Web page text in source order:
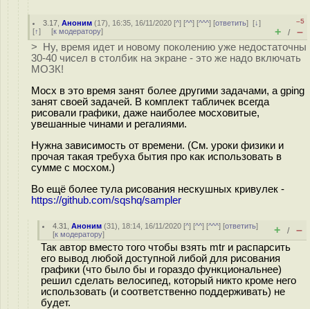
3.17 ,Аноним (17), 16:35, 16/11/2020 [^] [^^] [^^^] [ответить][↓]
[↑] [к модератору]
–5
+ / –
> Ну, время идет и новому поколению уже недостаточны
30-40 чисел в столбик на экране - это же надо включать
МОЗК!
Мосх в это время занят более другими задачами, а gping
занят своей задачей. В комплект табличек всегда
рисовали графики, даже наиболее мосховитые,
увешанные чинами и регалиями.
Нужна зависимость от времени. (См. уроки физики и
прочая такая требуха бытия про как использовать в
сумме с мосхом.)
Во ещё более тула рисования нескушных кривулек -
https://github.com/sqshq/sampler
4.31 ,Аноним (31), 18:14, 16/11/2020 [^] [^^] [^^^] [ответить]
[к модератору] + / –
Так автор вместо того чтобы взять mtr и распарсить
его вывод любой доступной либой для рисования
графики (что было бы и гораздо функциональнее)
решил сделать велосипед, который никто кроме него
использовать (и соответственно поддерживать) не
будет.